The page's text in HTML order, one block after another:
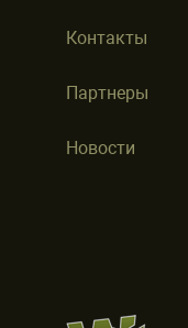
Контакты
Партнеры
Новости